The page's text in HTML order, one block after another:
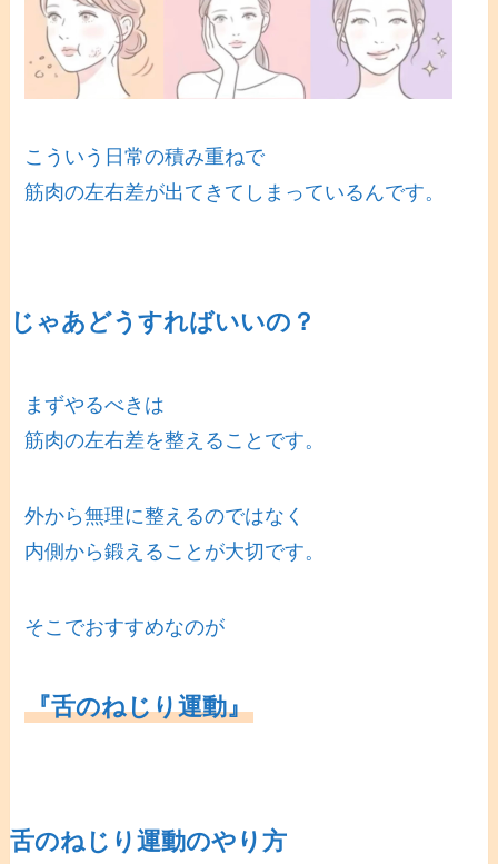
こういう日常の積み重ねで
筋肉の左右差が出てきてしまっているんです。
じゃあどうすればいいの？
まずやるべきは
筋肉の左右差を整えることです。
外から無理に整えるのではなく
内側から鍛えることが大切です。
そこでおすすめなのが
『舌のねじり運動』
舌のねじり運動のやり方